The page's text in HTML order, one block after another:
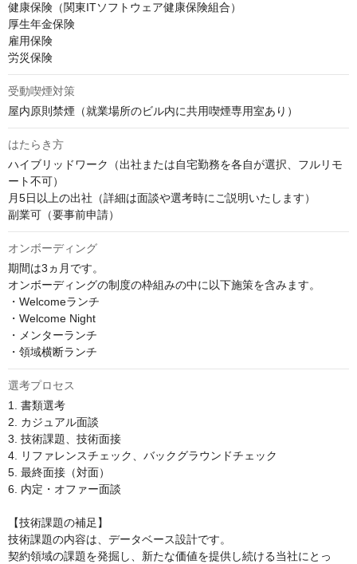
健康保険（関東ITソフトウェア健康保険組合）
厚生年金保険
雇用保険
労災保険
受動喫煙対策
屋内原則禁煙（就業場所のビル内に共用喫煙専用室あり）
はたらき方
ハイブリッドワーク（出社または自宅勤務を各自が選択、フルリモ
ート不可）
月5日以上の出社（詳細は面談や選考時にご説明いたします）
副業可（要事前申請）
オンボーディング
期間は3ヵ月です。
オンボーディングの制度の枠組みの中に以下施策を含みます。
・Welcomeランチ
・Welcome Night
・メンターランチ
・領域横断ランチ
選考プロセス
1. 書類選考
2. カジュアル面談
3. 技術課題、技術面接
4. リファレンスチェック、バックグラウンドチェック
5. 最終面接（対面）
6. 内定・オファー面談
【技術課題の補足】
技術課題の内容は、データベース設計です。
契約領域の課題を発掘し、新たな価値を提供し続ける当社にとっ